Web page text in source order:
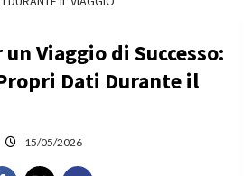
Viaggio di Successo:
Dati Durante il
15/05/2026